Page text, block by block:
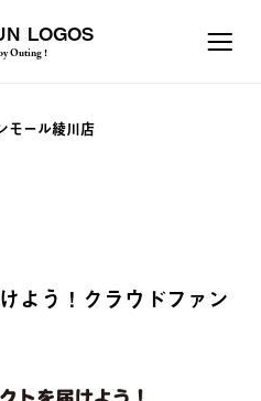
LOGOS
Outing !
モール綾川店
よう！クラウドファン